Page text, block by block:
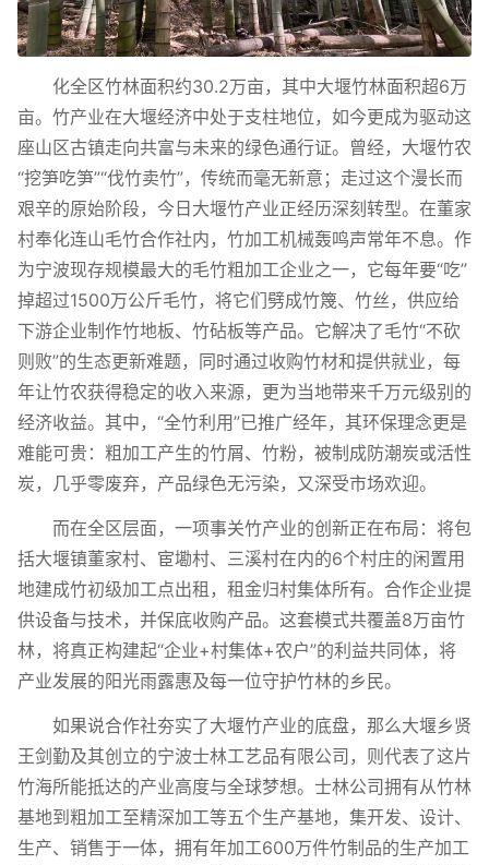
化全区竹林面积约30.2万亩，其中大堰竹林面积超6万
亩。竹产业在大堰经济中处于支柱地位，如今更成为驱动这
座山区古镇走向共富与未来的绿色通行证。曾经，大堰竹农
“挖笋吃笋”“伐竹卖竹”，传统而毫无新意；走过这个漫长而
艰辛的原始阶段，今日大堰竹产业正经历深刻转型。在董家
村奉化连山毛竹合作社内，竹加工机械轰鸣声常年不息。作
为宁波现存规模最大的毛竹粗加工企业之一，它每年要“吃”
掉超过1500万公斤毛竹，将它们劈成竹篾、竹丝，供应给
下游企业制作竹地板、竹砧板等产品。它解决了毛竹“不砍
则败”的生态更新难题，同时通过收购竹材和提供就业，每
年让竹农获得稳定的收入来源，更为当地带来千万元级别的
经济收益。其中，“全竹利用”已推广经年，其环保理念更是
难能可贵：粗加工产生的竹屑、竹粉，被制成防潮炭或活性
炭，几乎零废弃，产品绿色无污染，又深受市场欢迎。
而在全区层面，一项事关竹产业的创新正在布局：将包
括大堰镇董家村、宦墈村、三溪村在内的6个村庄的闲置用
地建成竹初级加工点出租，租金归村集体所有。合作企业提
供设备与技术，并保底收购产品。这套模式共覆盖8万亩竹
林，将真正构建起“企业+村集体+农户”的利益共同体，将
产业发展的阳光雨露惠及每一位守护竹林的乡民。
如果说合作社夯实了大堰竹产业的底盘，那么大堰乡贤
王剑勤及其创立的宁波士林工艺品有限公司，则代表了这片
竹海所能抵达的产业高度与全球梦想。士林公司拥有从竹林
基地到粗加工至精深加工等五个生产基地，集开发、设计、
生产、销售于一体，拥有年加工600万件竹制品的生产加工